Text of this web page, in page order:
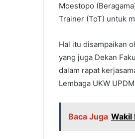
Moestopo
Trainer (ToT) untuk
Hal itu disampaikan
yang juga Dekan
dalam rapat
Lembaga UKW
Baca Juga Wakil